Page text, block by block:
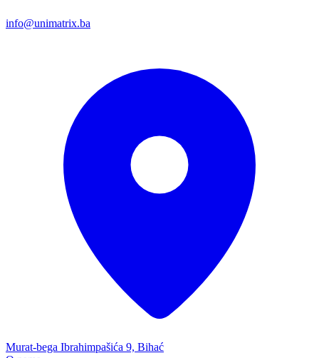
info@unimatrix.ba
Murat-bega Ibrahimpašića 9, Bihać